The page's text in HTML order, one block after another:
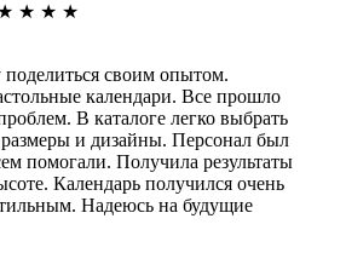
★ ★ ★
поделиться своим опытом.
календари. Все прошло
В каталоге легко выбрать
и дизайны. Персонал был
помогали. Получила результаты
Календарь получился очень
Надеюсь на будущие